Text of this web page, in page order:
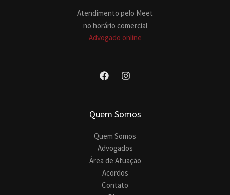
Atendimento pelo Meet
no horário comercial
Advogado online
Quem Somos
Quem Somos
Advogados
Área de Atuação
Acordos
Contato